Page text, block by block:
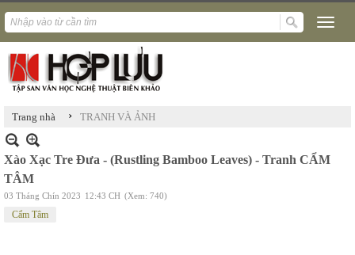
Trang nhà › TRANH VÀ ẢNH
Xào Xạc Tre Đưa - (Rustling Bamboo Leaves) - Tranh CẨM
TÂM
03 Tháng Chín 2023 12:43 CH (Xem: 740)
Cẩm Tâm